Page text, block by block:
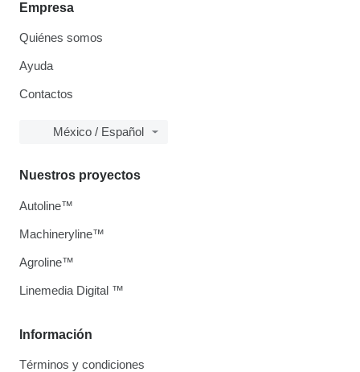
Empresa
Quiénes somos
Ayuda
Contactos
México / Español
Información
Términos y condiciones
Nuestros proyectos
Autoline™
Machineryline™
Agroline™
Linemedia Digital ™